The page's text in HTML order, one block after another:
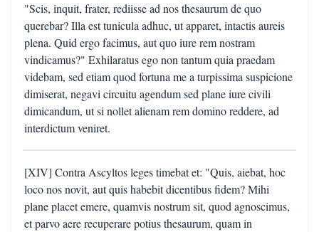
"Scis, inquit, frater, rediisse ad nos thesaurum de quo
querebar? Illa est tunicula adhuc, ut apparet, intactis aureis
plena. Quid ergo facimus, aut quo iure rem nostram
vindicamus?" Exhilaratus ego non tantum quia praedam
videbam, sed etiam quod fortuna me a turpissima suspicione
dimiserat, negavi circuitu agendum sed plane iure civili
dimicandum, ut si nollet alienam rem domino reddere, ad
interdictum veniret.
[XIV] Contra Ascyltos leges timebat et: "Quis, aiebat, hoc
loco nos novit, aut quis habebit dicentibus fidem? Mihi
plane placet emere, quamvis nostrum sit, quod agnoscimus,
et parvo aere recuperare potius thesaurum, quam in